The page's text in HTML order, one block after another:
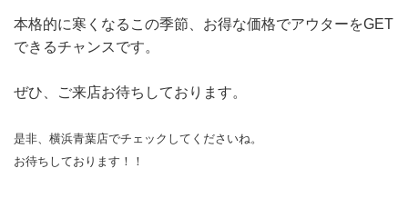
本格的に寒くなるこの季節、お得な価格でアウターをGET
できるチャンスです。
ぜひ、ご来店お待ちしております。
是非、横浜青葉店でチェックしてくださいね。
お待ちしております！！